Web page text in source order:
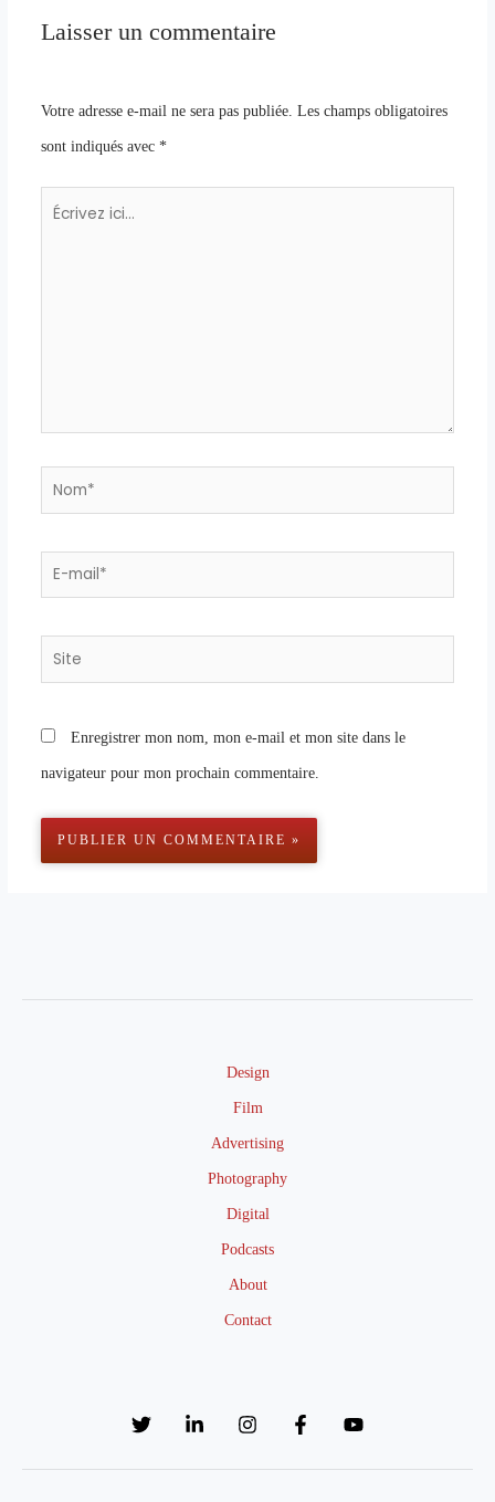
Laisser un commentaire
Votre adresse e-mail ne sera pas publiée. Les champs obligatoires
sont indiqués avec *
Écrivez
Nom*
E-
mail*
Site
Enregistrer mon nom, mon e-mail et mon site dans le
navigateur pour mon prochain commentaire.
Design
Film
Advertising
Photography
Digital
Podcasts
About
Contact